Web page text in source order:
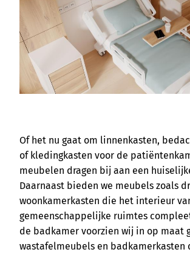
Of het nu gaat om linnenkasten,
of kledingkasten voor de
meubelen dragen bij aan een
Daarnaast bieden we meubels zoals
woonkamerkasten die het interieur
gemeenschappelijke ruimtes
de badkamer voorzien wij in op maat
wastafelmeubels en badkamerkasten